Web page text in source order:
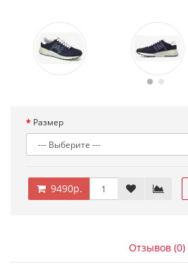
Размер
9490р.
Отзывов (0)